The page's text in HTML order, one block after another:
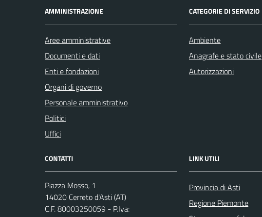
AMMINISTRAZIONE
Aree amministrative
Documenti e dati
Enti e fondazioni
Organi di governo
Personale amministrativo
Politici
Uffici
CATEGORIE DI SERVIZIO
Ambiente
Anagrafe e stato civile
Autorizzazioni
CONTATTI
Piazza Mosso, 1
14020 Cerreto d'Asti (AT)
C.F. 80003250059 - P.Iva:
LINK UTILI
Provincia di Asti
Regione Piemonte